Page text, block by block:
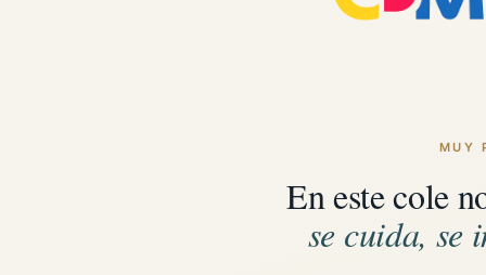
MUY
En este cole
se cuida, se